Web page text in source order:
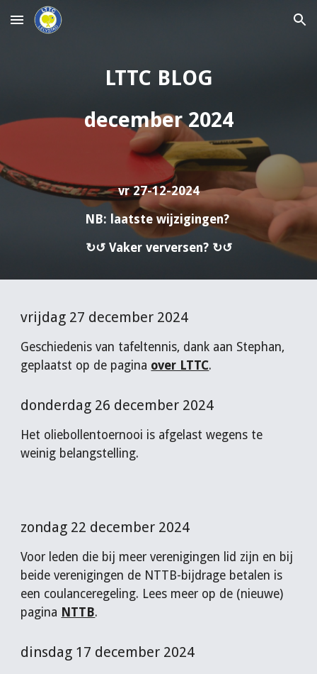
Skip to main content Skip to navigation
LTTC BLOG
december 2024
vr 27-12-2024
NB: laatste wijzigingen?
↻↺ Vaker verversen? ↻↺
vrijdag 27 december 2024
Geschiedenis van tafeltennis, dank aan Stephan,
geplaatst op de pagina over LTTC.
donderdag 26 december 2024
Het oliebollentoernooi is afgelast wegens te
weinig belangstelling.
zondag 22 december 2024
Voor leden die bij meer verenigingen lid zijn en bij
beide verenigingen de NTTB-bijdrage betalen is
een coulanceregeling. Lees meer op de (nieuwe)
pagina NTTB.
dinsdag 17 december 2024